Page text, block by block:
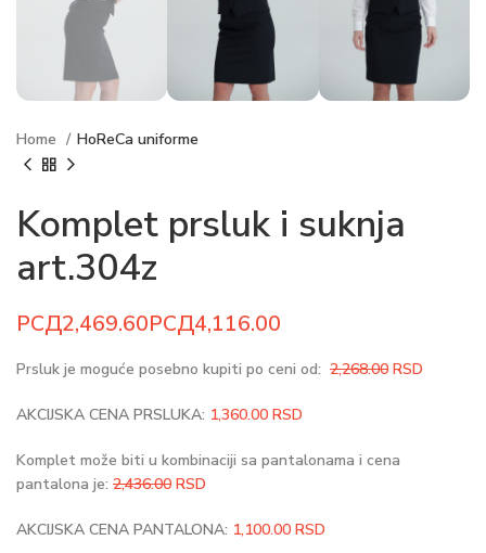
Home HoReCa uniforme
Komplet prsluk i suknja
art.304z
РСД РСД
Prsluk je moguće posebno kupiti po ceni od: 2,268.00 RSD
AKCIJSKA CENA PRSLUKA: 1,360.00 RSD
Komplet može biti u kombinaciji sa pantalonama i cena
pantalona je: 2,436.00 RSD
AKCIJSKA CENA PANTALONA: 1,100.00 RSD